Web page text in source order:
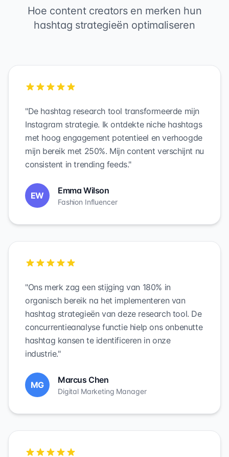
Hoe content creators en merken hun
hashtag strategieën optimaliseren
"De hashtag research tool transformeerde mijn
Instagram strategie. Ik ontdekte niche hashtags
met hoog engagement potentieel en verhoogde
mijn bereik met 250%. Mijn content verschijnt nu
consistent in trending feeds."
EW Emma Wilson
Fashion Influencer
"Ons merk zag een stijging van 180% in
organisch bereik na het implementeren van
hashtag strategieën van deze research tool. De
concurrentieanalyse functie hielp ons onbenutte
hashtag kansen te identificeren in onze
industrie."
MG Marcus Chen
Digital Marketing Manager